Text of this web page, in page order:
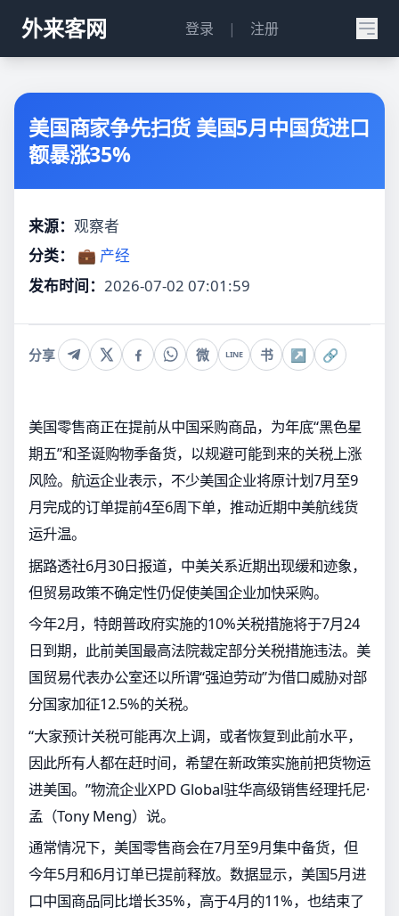
外来客网 登录 | 注册
美国商家争先扫货 美国5月中国货进口
额暴涨35%
来源： 观察者
分类：
💼 产经
发布时间： 2026-07-02 07:01:59
分享 微 LINE 书 ↗ 🔗
美国零售商正在提前从中国采购商品，为年底“黑色星
期五”和圣诞购物季备货，以规避可能到来的关税上涨
风险。航运企业表示，不少美国企业将原计划7月至9
月完成的订单提前4至6周下单，推动近期中美航线货
运升温。
据路透社6月30日报道，中美关系近期出现缓和迹象，
但贸易政策不确定性仍促使美国企业加快采购。
今年2月，特朗普政府实施的10%关税措施将于7月24
日到期，此前美国最高法院裁定部分关税措施违法。美
国贸易代表办公室还以所谓“强迫劳动”为借口威胁对部
分国家加征12.5%的关税。
“大家预计关税可能再次上调，或者恢复到此前水平，
因此所有人都在赶时间，希望在新政策实施前把货物运
进美国。”物流企业XPD Global驻华高级销售经理托尼·
孟（Tony Meng）说。
通常情况下，美国零售商会在7月至9月集中备货，但
今年5月和6月订单已提前释放。数据显示，美国5月进
口中国商品同比增长35%，高于4月的11%，也结束了